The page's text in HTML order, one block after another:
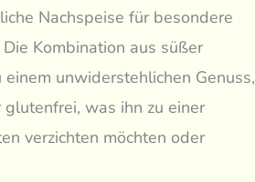
Nachspeise für besondere
Kombination aus süßer
unwiderstehlichen Genuss,
was ihn zu einer
verzichten möchten oder